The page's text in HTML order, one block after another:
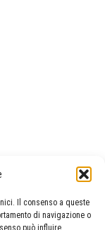
Il consenso a queste
di navigazione o
può influire
apertura Galleria)